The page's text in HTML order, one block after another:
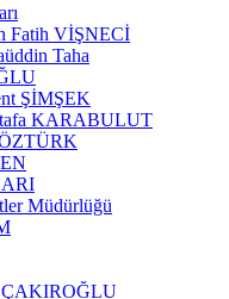
Fatih VİŞNECİ
Taha
ŞİMŞEK
KARABULUT
Müdürlüğü
ÇAKIROĞLU